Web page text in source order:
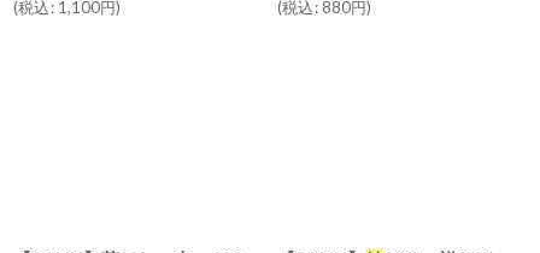
(税込: 1,100円)
(税込: 880円)